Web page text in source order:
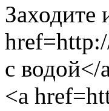
Заходите
с водой</
<a